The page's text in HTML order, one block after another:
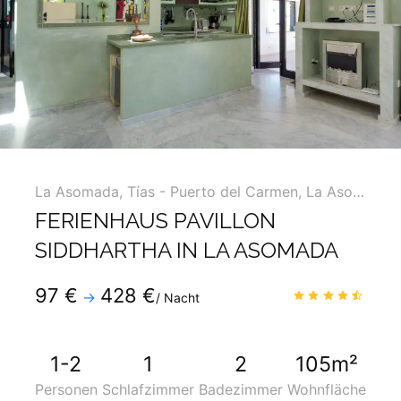
FERIENHAUS PAVILLON
SIDDHARTHA IN LA ASOMADA
La Asomada, Tías - Puerto del Carmen, La Asomada, Macher ...
Telefon :+34 928819600
+34 690275334
97 € → 428 €/ Nacht
1-2
Personen
1
Schlafzimmer
2
Badezimmer
105m²
Wohnfläche